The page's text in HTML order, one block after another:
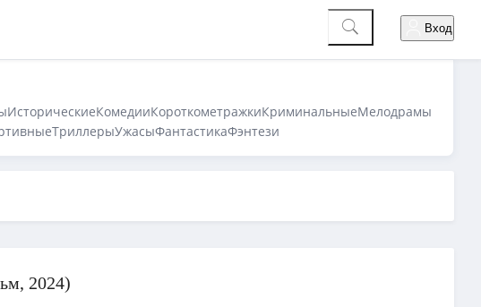
Вход
ИсторическиеКомедииКороткометражкиКриминальныеМелодрамы
ТриллерыУжасыФантастикаФэнтези
2024)